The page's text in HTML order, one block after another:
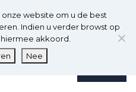
0 0
website om u de best
Indien u verder browst op
akkoord.
Nee